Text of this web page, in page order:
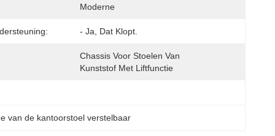
Moderne
- Ja, Dat Klopt.
Chassis Voor Stoelen Van
Kunststof Met Liftfunctie
van de kantoorstoel verstelbaar